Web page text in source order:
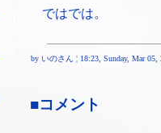
ではでは。
by いのさん ¦ 18:23, Sunday, Mar 05,
■コメント